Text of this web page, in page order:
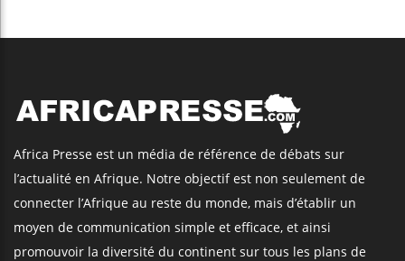
Africa Presse est un média de référence de débats sur
l’actualité en Afrique. Notre objectif est non seulement de
connecter l’Afrique au reste du monde, mais d’établir un
moyen de communication simple et efficace, et ainsi
promouvoir la diversité du continent sur tous les plans de